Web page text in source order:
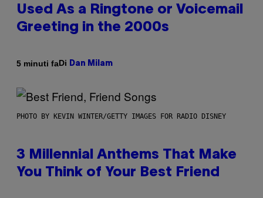
Used As a Ringtone or Voicemail
Greeting in the 2000s
5 minuti faDi Dan Milam
PHOTO BY KEVIN WINTER/GETTY IMAGES FOR RADIO DISNEY
3 Millennial Anthems That Make
You Think of Your Best Friend